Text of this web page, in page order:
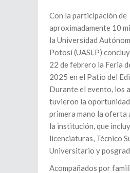
Con la participación de
aproximadamente 10
la Universidad
Potosí (UASLP)
22 de febrero la Feria
2025 en el Patio del
Durante el evento, los
tuvieron la
primera mano la oferta
la institución, que
licenciaturas, Técnico
Universitario y
Acompañados por